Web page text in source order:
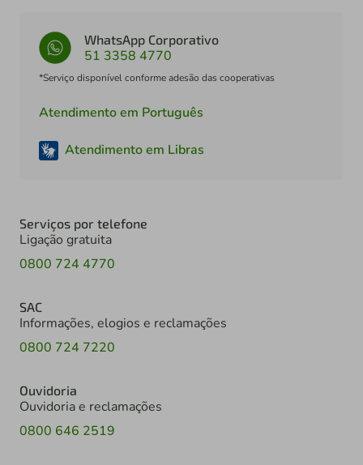
WhatsApp Corporativo
51 3358 4770
*Serviço disponível conforme adesão das cooperativas
Atendimento em Português
Atendimento em Libras
Serviços por telefone
Ligação gratuita
0800 724 4770
SAC
Informações, elogios e reclamações
0800 724 7220
Ouvidoria
Ouvidoria e reclamações
0800 646 2519